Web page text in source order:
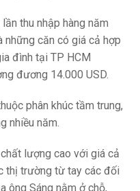
thu nhập hàng năm
căn có giá cả hợp
đình tại​ TP HCM
đương 14.000 USD.
phân khúc tầm trung,
nhiều năm.
lượng cao với giá cả
thị trường từ tay các đối
ông Sáng nằm ở chỗ,